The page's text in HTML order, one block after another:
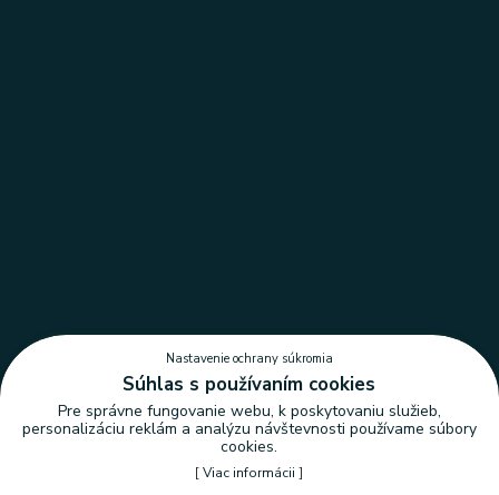
Nastavenie ochrany súkromia
Súhlas s používaním cookies
Pre správne fungovanie webu, k poskytovaniu služieb,
personalizáciu reklám a analýzu návštevnosti používame súbory
cookies.
[Viac informácii ]